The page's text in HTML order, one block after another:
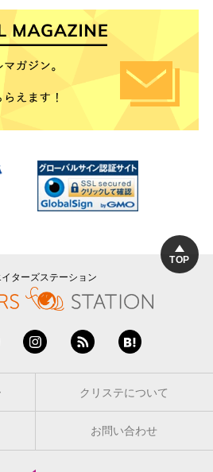
TOP
ターズステーション
クリステについて
お問い合わせ